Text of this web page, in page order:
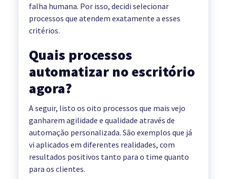
falha humana. Por isso, decidi selecionar
processos que atendem exatamente a esses
critérios.
Quais processos
automatizar no escritório
agora?
A seguir, listo os oito processos que mais vejo
ganharem agilidade e qualidade através de
automação personalizada. São exemplos que já
vi aplicados em diferentes realidades, com
resultados positivos tanto para o time quanto
para os clientes.